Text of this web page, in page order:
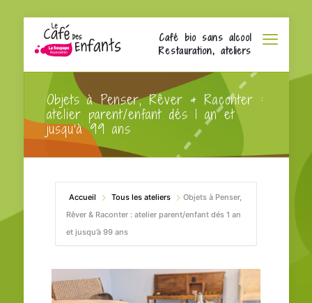
Café bio sans alcool
Restauration, ateliers
Objets à Penser, Rêver & Raconter :
atelier parent/enfant dés 1 an et
jusqu’à 99 ans
Accueil Tous les ateliers
Objets à Penser,
Rêver & Raconter : atelier parent/enfant dés 1 an
et jusqu’à 99 ans